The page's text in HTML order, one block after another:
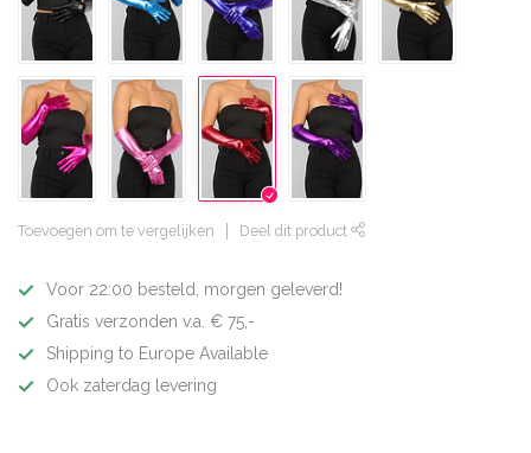
Toevoegen om te vergelijken Deel dit product
Voor 22:00 besteld, morgen geleverd!
Gratis verzonden v.a. € 75,-
Shipping to Europe Available
Ook zaterdag levering